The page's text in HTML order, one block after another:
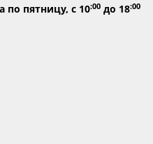
по пятницу, с 10:00 до 18:00